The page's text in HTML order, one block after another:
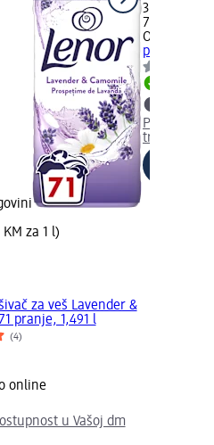
za 1 l)
za veš Lavender &
pranje, 1,491 l
(4)
online
u Vašoj dm
3,45 KM
750 ml
Ornel
pranja, 750
Provjerite
trgovini